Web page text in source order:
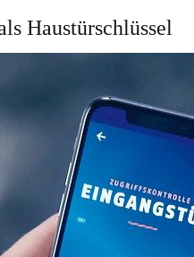
Haustürschlüssel